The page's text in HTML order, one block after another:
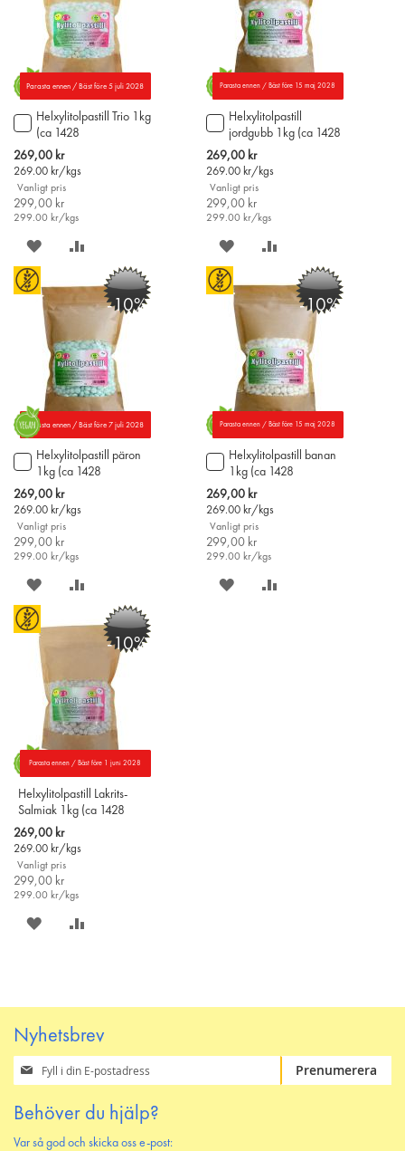
Parasta ennen / Bäst före 5 juli 2028
Helxylitolpastill Trio 1kg
(ca 1428
helxylitolpastiller)
Special
Price
269,00 kr
269.00 kr/kgs
Vanligt pris
299,00 kr
299.00 kr/kgs
Lägg
till
varukorgen
SPARA
ÖNSKELISTAN
JÄMFÖR
Parasta ennen / Bäst före 15 maj 2028
Helxylitolpastill
jordgubb 1kg (ca 1428
helxylitolpastiller)
Special
Price
269,00 kr
269.00 kr/kgs
Vanligt pris
299,00 kr
299.00 kr/kgs
Lägg
till
i
varukorgen
SPARA
ÖNSKELISTAN
JÄMFÖR
Parasta ennen / Bäst före 7 juli 2028
-10%
Helxylitolpastill päron
1kg (ca 1428
helxylitolpastiller)
Special
Price
269,00 kr
269.00 kr/kgs
Vanligt pris
299,00 kr
299.00 kr/kgs
Lägg
till
varukorgen
SPARA
ÖNSKELISTAN
JÄMFÖR
Parasta ennen / Bäst före 15 maj 2028
-10%
Helxylitolpastill banan
1kg (ca 1428
helxylitolpastiller)
Special
Price
269,00 kr
269.00 kr/kgs
Vanligt pris
299,00 kr
299.00 kr/kgs
Lägg
till
i
varukorgen
SPARA
-10%
Parasta ennen / Bäst före 1 juni 2028
Helxylitolpastill Lakrits-
Salmiak 1kg (ca 1428
helxylitolpastiller)
Special
Price
269,00 kr
269.00 kr/kgs
Vanligt pris
299,00 kr
299.00 kr/kgs
SPARA
Nyhetsbrev
Prenumerera
på
nyhetsbrev
Prenumerera
Behöver du hjälp?
Var så god och skicka oss e-post: